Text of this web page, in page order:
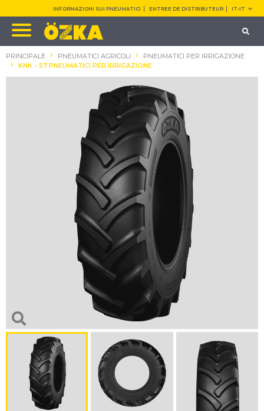
INFORMAZIONI SUI PNEUMATICI ENTREE DE DISTRIBUTEUR IT-IT
PRINCIPALE PNEUMATICI AGRICOLI
PNEUMATICI PER IRRIGAZIONE
KNK - 57 PNEUMATICI PER IRRIGAZIONE